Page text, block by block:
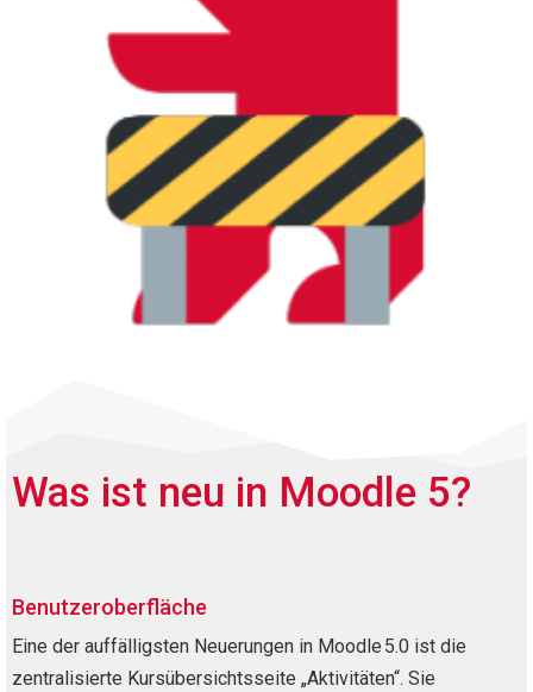
Was ist neu in Moodle 5?
Benutzeroberfläche
Eine der auffälligsten Neuerungen in Moodle 5.0 ist die
zentralisierte Kursübersichtsseite „Aktivitäten“. Sie